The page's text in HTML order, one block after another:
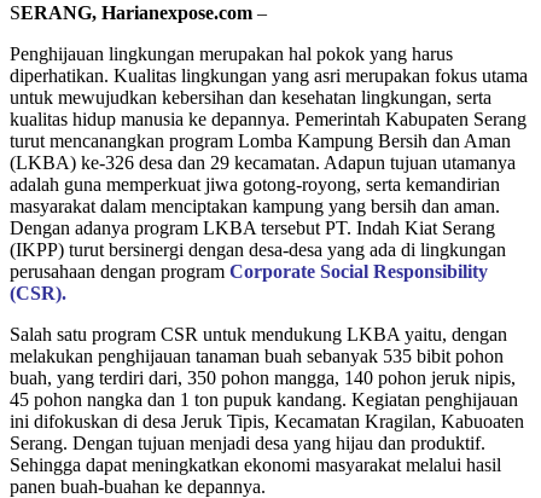
SERANG, Harianexpose.com –
Penghijauan lingkungan merupakan hal pokok yang harus
diperhatikan. Kualitas lingkungan yang asri merupakan fokus utama
untuk mewujudkan kebersihan dan kesehatan lingkungan, serta
kualitas hidup manusia ke depannya. Pemerintah Kabupaten Serang
turut mencanangkan program Lomba Kampung Bersih dan Aman
(LKBA) ke-326 desa dan 29 kecamatan. Adapun tujuan utamanya
adalah guna memperkuat jiwa gotong-royong, serta kemandirian
masyarakat dalam menciptakan kampung yang bersih dan aman.
Dengan adanya program LKBA tersebut PT. Indah Kiat Serang
(IKPP) turut bersinergi dengan desa-desa yang ada di lingkungan
perusahaan dengan program Corporate Social Responsibility
(CSR).
Salah satu program CSR untuk mendukung LKBA yaitu, dengan
melakukan penghijauan tanaman buah sebanyak 535 bibit pohon
buah, yang terdiri dari, 350 pohon mangga, 140 pohon jeruk nipis,
45 pohon nangka dan 1 ton pupuk kandang. Kegiatan penghijauan
ini difokuskan di desa Jeruk Tipis, Kecamatan Kragilan, Kabuoaten
Serang. Dengan tujuan menjadi desa yang hijau dan produktif.
Sehingga dapat meningkatkan ekonomi masyarakat melalui hasil
panen buah-buahan ke depannya.